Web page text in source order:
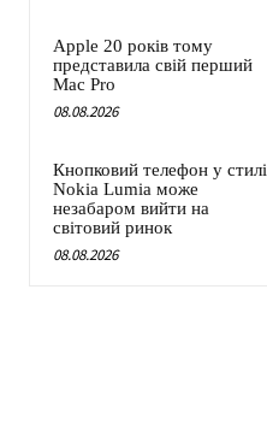
Apple 20 років тому
представила свій перший
Mac Pro
08.08.2026
Кнопковий телефон у стилі
Nokia Lumia може
незабаром вийти на
світовий ринок
08.08.2026